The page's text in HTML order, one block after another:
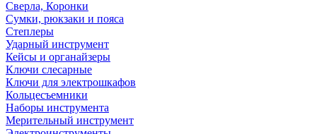
Сверла, Коронки
Сумки, рюкзаки и пояса
Степлеры
Ударный инструмент
Кейсы и органайзеры
Ключи слесарные
Ключи для электрошкафов
Кольцесъемники
Наборы инструмента
Мерительный инструмент